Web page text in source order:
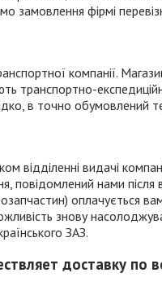
фірмі
компанії.
транспортно-
в точно обумовлений
відділенні видачі
нами після
оплачується
знову
ЗАЗ.
доставку по